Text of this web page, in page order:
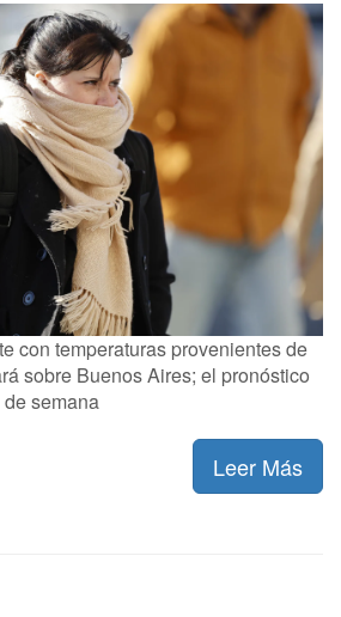
con temperaturas provenientes de
sobre Buenos Aires; el pronóstico
semana
Leer Más